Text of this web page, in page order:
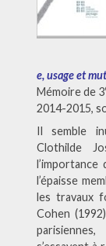
e, usage et
Mémoire de 3
2014-2015,
Il semble
Clothilde
l’épaisse
les travaux
Cohen